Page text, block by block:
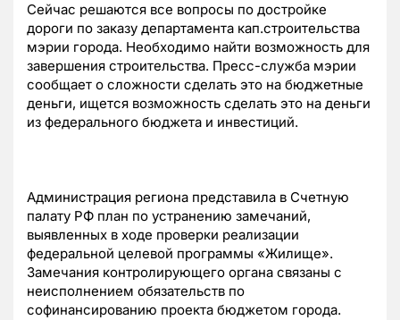
Сейчас решаются все вопросы по достройке
дороги по заказу департамента кап.строительства
мэрии города. Необходимо найти возможность для
завершения строительства. Пресс-служба мэрии
сообщает о сложности сделать это на бюджетные
деньги, ищется возможность сделать это на деньги
из федерального бюджета и инвестиций.
Администрация региона представила в Счетную
палату РФ план по устранению замечаний,
выявленных в ходе проверки реализации
федеральной целевой программы «Жилище».
Замечания контролирующего органа связаны с
неисполнением обязательств по
софинансированию проекта бюджетом города.